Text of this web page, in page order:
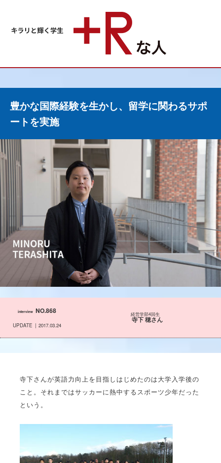
豊かな国際経験を生かし、留学に関わるサポ
ートを実施
interview NO.868
UPDATE 2017.03.24
経営学部4回生
寺下 穂さん
寺下さんが英語力向上を目指しはじめたのは大学入学後の
こと。それまではサッカーに熱中するスポーツ少年だった
という。